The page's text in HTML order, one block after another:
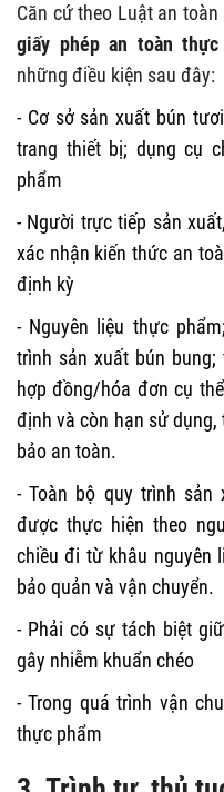
Căn cứ theo Luật an
giấy phép an toàn
những điều kiện sau đây:
- Cơ sở sản xuất bún
trang thiết bị; dụng cụ
phẩm
- Người trực tiếp sản
xác nhận kiến thức an
định kỳ
- Nguyên liệu thực
trình sản xuất bún
hợp đồng/hóa đơn cụ
định và còn hạn sử
bảo an toàn.
- Toàn bộ quy trình sản
được thực hiện theo
chiều đi từ khâu nguyên
bảo quản và vận chuyển.
- Phải có sự tách biệt
gây nhiễm khuẩn chéo
- Trong quá trình vận
thực phẩm